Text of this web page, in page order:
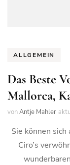
ALLGEMEIN
Das Beste
Mallorca,
vonAntje Mahler
Sie können
Ciro’s